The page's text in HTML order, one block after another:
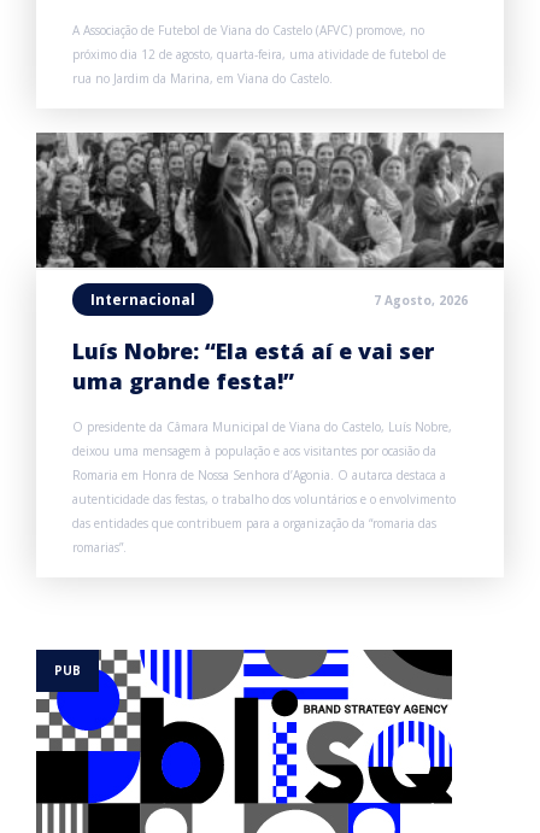
A Associação de Futebol de Viana do Castelo (AFVC) promove, no
próximo dia 12 de agosto, quarta-feira, uma atividade de futebol de
rua no Jardim da Marina, em Viana do Castelo.
Internacional 7 Agosto, 2026
Luís Nobre: “Ela está aí e vai ser
uma grande festa!”
O presidente da Câmara Municipal de Viana do Castelo, Luís Nobre,
deixou uma mensagem à população e aos visitantes por ocasião da
Romaria em Honra de Nossa Senhora d’Agonia. O autarca destaca a
autenticidade das festas, o trabalho dos voluntários e o envolvimento
das entidades que contribuem para a organização da “romaria das
romarias”.